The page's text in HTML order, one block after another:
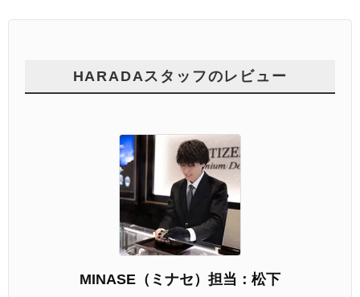
HARADAスタッフのレビュー
MINASE（ミナセ）担当：松下